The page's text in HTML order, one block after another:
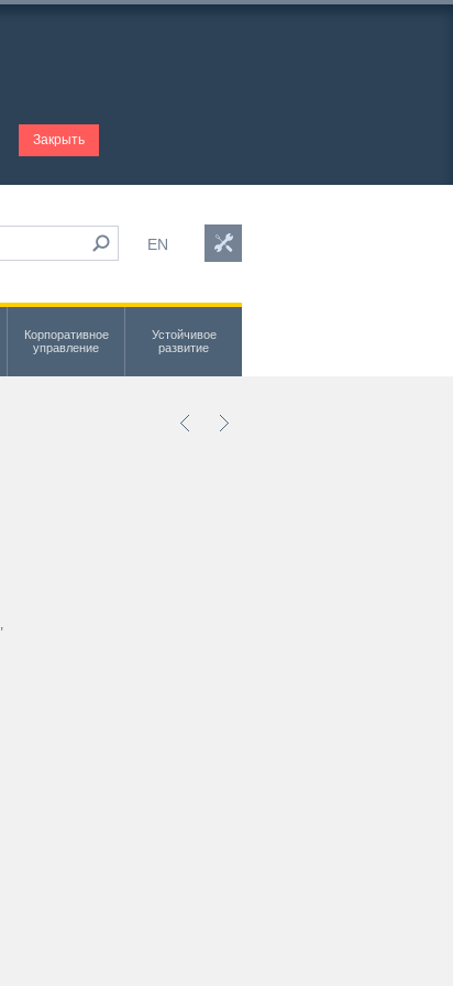
Закрыть
EN
Корпоративное
управление
Устойчивое
развитие